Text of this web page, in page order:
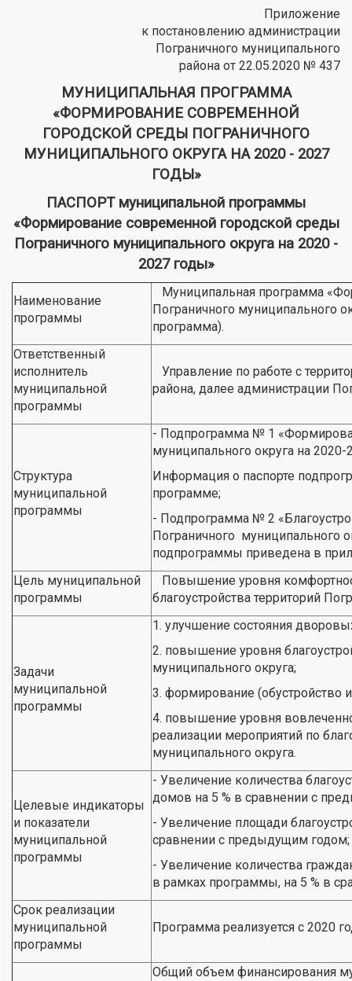
Приложение
к постановлению администрации
Пограничного муниципального
района от 22.05.2020 № 437
МУНИЦИПАЛЬНАЯ ПРОГРАММА
«ФОРМИРОВАНИЕ СОВРЕМЕННОЙ
ГОРОДСКОЙ СРЕДЫ ПОГРАНИЧНОГО
МУНИЦИПАЛЬНОГО ОКРУГА НА 2020 - 2027
ГОДЫ»
ПАСПОРТ муниципальной программы
«Формирование современной городской среды
Пограничного муниципального округа на 2020 -
2027 годы»
Наименование
программы
Муниципальная программа
Пограничного муниципального
программа).
Ответственный
исполнитель
муниципальной
программы
Управление по работе с
района, далее администрации
Структура
муниципальной
программы
- Подпрограмма № 1
муниципального округа на 2020-
Информация о паспорте
программе;
- Подпрограмма № 2
Пограничного муниципального
подпрограммы приведена в
Цель муниципальной
программы
Повышение уровня
благоустройства территорий
Задачи
муниципальной
программы
1. улучшение состояния
2. повышение уровня
муниципального округа;
3. формирование (обустройство
4. повышение уровня
реализации мероприятий по
муниципального округа.
Целевые индикаторы
и показатели
муниципальной
программы
- Увеличение количества
домов на 5 % в сравнении с
- Увеличение площади
сравнении с предыдущим годом;
- Увеличение количества
в рамках программы, на 5 % в
Срок реализации
муниципальной
программы
Программа реализуется с 2020
Общий объем финансирования